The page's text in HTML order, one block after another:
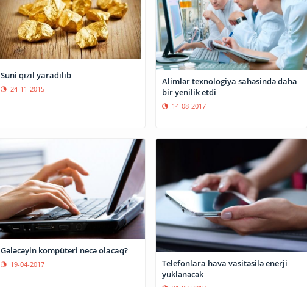
Süni qızıl yaradılıb
24-11-2015
Alimlər texnologiya sahəsində daha
bir yenilik etdi
14-08-2017
Gələcəyin kompüteri necə olacaq?
19-04-2017
Telefonlara hava vasitəsilə enerji
yüklənəcək